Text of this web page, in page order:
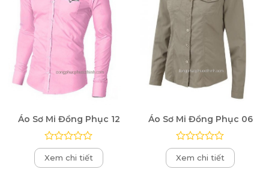
Áo Sơ Mi Đồng Phục 12
Được
xếp
hạng
Xem chi tiết
Áo Sơ Mi Đồng Phục 06
Được
xếp
hạng
Xem chi tiết